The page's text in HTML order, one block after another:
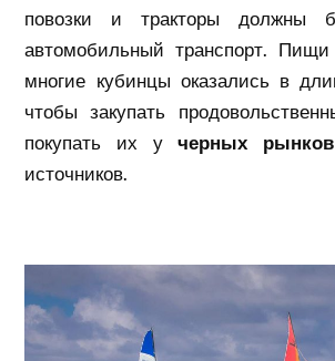
повозки и тракторы должны
автомобильный транспорт.
многие кубинцы оказались в
чтобы закупать
покупать их учерных
источников.